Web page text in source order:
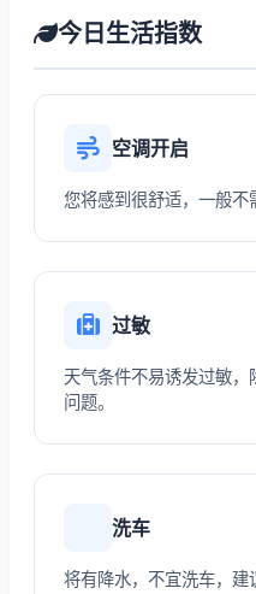
今日生活指数
空调开启
您将感到很舒适，一般不
过敏
天气条件不易诱发过敏
问题。
洗车
将有降水，不宜洗车，建